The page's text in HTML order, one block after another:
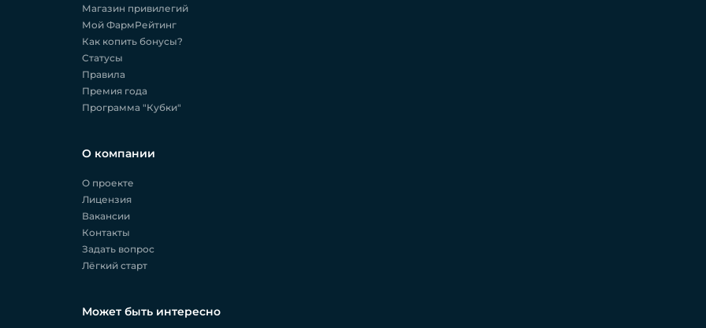
Магазин привилегий
Мой ФармРейтинг
Как копить бонусы?
Статусы
Правила
Премия года
Программа "Кубки"
О компании
О проекте
Лицензия
Вакансии
Контакты
Задать вопрос
Лёгкий старт
Может быть интересно